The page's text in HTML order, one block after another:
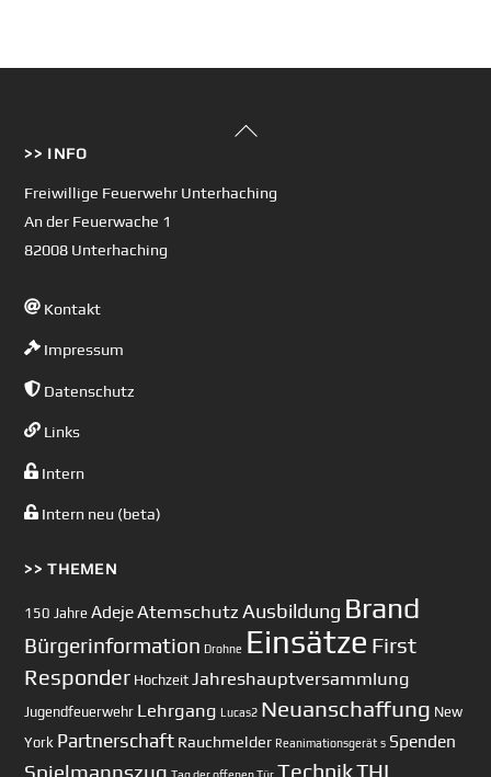
Back
>> INFO
Freiwillige Feuerwehr Unterhaching
An der Feuerwache 1
82008 Unterhaching
Kontakt
Impressum
Datenschutz
Links
Intern
Intern neu (beta)
>> THEMEN
150 Jahre AdejeAtemschutz Ausbildung Brand
Bürgerinformation Drohne Einsätze First
Responder Hochzeit Jahreshauptversammlung
Jugendfeuerwehr Lehrgang Lucas2 Neuanschaffung New
York Partnerschaft Rauchmelder Reanimationsgerät s Spenden
Spielmannszug TechnikTHL